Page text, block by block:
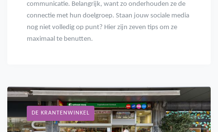
communicatie. Belangrijk, want zo onderhouden ze de
connectie met hun doelgroep. Staan jouw sociale media
nog niet volledig op punt? Hier zijn zeven tips om ze
maximaal te benutten.
DE KRANTENWINKEL